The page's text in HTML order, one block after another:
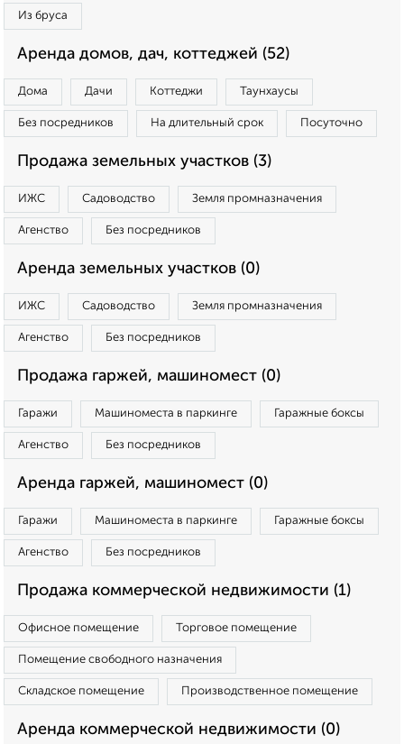
Из бруса
Аренда домов, дач, коттеджей (52)
Дома Дачи Коттеджи Таунхаусы
Без посредников На длительный срок Посуточно
Продажа земельных участков (3)
ИЖС Садоводство Земля промназначения
Агенство Без посредников
Аренда земельных участков (0)
ИЖС Садоводство Земля промназначения
Агенство Без посредников
Продажа гаржей, машиномест (0)
Гаражи Машиноместа в паркинге Гаражные боксы
Агенство Без посредников
Аренда гаржей, машиномест (0)
Гаражи Машиноместа в паркинге Гаражные боксы
Агенство Без посредников
Продажа коммерческой недвижимости (1)
Офисное помещение Торговое помещение
Помещение свободного назначения
Складское помещение Производственное помещение
Аренда коммерческой недвижимости (0)